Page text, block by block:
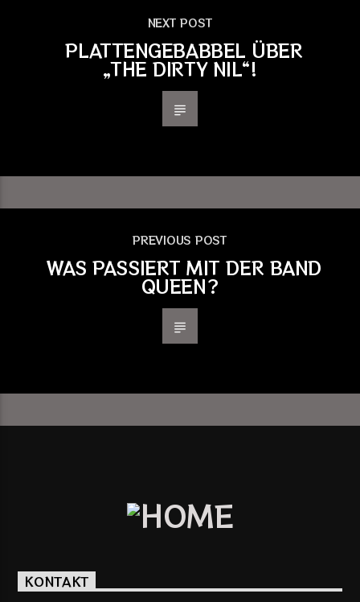
NEXT POST
PLATTENGEBABBEL ÜBER
„THE DIRTY NIL“!
PREVIOUS POST
WAS PASSIERT MIT DER BAND
QUEEN?
KONTAKT